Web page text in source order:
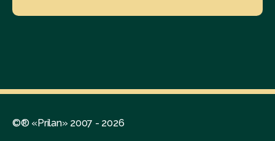
©® «Prilan» 2007 - 2026